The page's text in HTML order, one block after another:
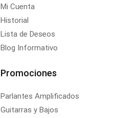
Mi Cuenta
Historial
Lista de Deseos
Blog Informativo
Promociones
Parlantes Amplificados
Guitarras y Bajos